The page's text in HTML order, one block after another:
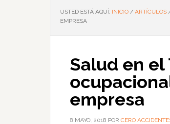
USTED ESTÁ AQUÍ: INICIO / ARTÍCULOS
EMPRESA
Salud en
empresa
8 MAYO, 2018 POR CERO